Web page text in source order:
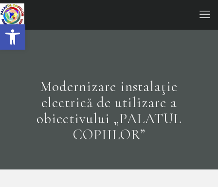
Open toolbar
Modernizare instalaţie
electrică de utilizare a
obiectivului „PALATUL
COPIILOR”